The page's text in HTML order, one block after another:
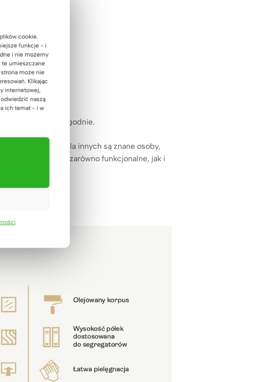
cookie.
funkcje - i
i nie możemy
te umieszczane
może nie
Klikając
internetowej,
naszą
ich temat - i w
120 cm
się o ok. 2–3 tygodnie.
Wzorem dla innych są znane osoby,
biuro może być zarówno funkcjonalne, jak i